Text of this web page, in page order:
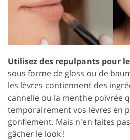
Utilisez des repulpants pour
sous forme de gloss ou de
les lèvres contiennent des
cannelle ou la menthe poivrée
temporairement vos lèvres en
gonflement. Mais n'en faites
gâcher le look !